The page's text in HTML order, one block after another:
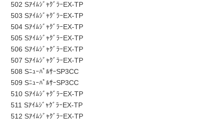
502 SｱｲﾑｼﾞｬｸﾞﾗｰEX-TP
503 SｱｲﾑｼﾞｬｸﾞﾗｰEX-TP
504 SｱｲﾑｼﾞｬｸﾞﾗｰEX-TP
505 SｱｲﾑｼﾞｬｸﾞﾗｰEX-TP
506 SｱｲﾑｼﾞｬｸﾞﾗｰEX-TP
507 SｱｲﾑｼﾞｬｸﾞﾗｰEX-TP
508 SﾆｭｰﾊﾟﾙｻｰSP3CC
509 SﾆｭｰﾊﾟﾙｻｰSP3CC
510 SｱｲﾑｼﾞｬｸﾞﾗｰEX-TP
511 SｱｲﾑｼﾞｬｸﾞﾗｰEX-TP
512 SｱｲﾑｼﾞｬｸﾞﾗｰEX-TP